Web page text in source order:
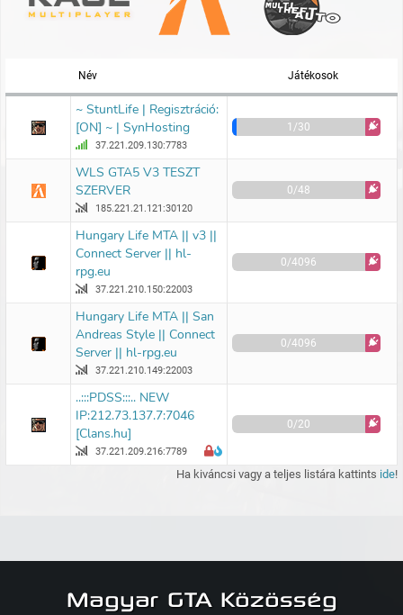
Név Játékosok
~ StuntLife | Regisztráció:
[ON] ~ | SynHosting
37.221.209.130:7783
1/30
WLS GTA5 V3 TESZT
SZERVER
185.221.21.121:30120
0/48
Hungary Life MTA || v3 ||
Connect Server || hl-
rpg.eu
37.221.210.150:22003
0/4096
Hungary Life MTA || San
Andreas Style || Connect
Server || hl-rpg.eu
37.221.210.149:22003
0/4096
..:::PDSS:::.. NEW
IP:212.73.137.7:7046
[Clans.hu]
37.221.209.216:7789
0/20
Ha kiváncsi vagy a teljes listára kattints ide!
Magyar GTA Közösség